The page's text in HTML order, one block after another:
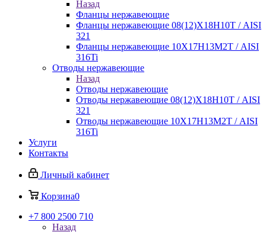
Назад
Фланцы нержавеющие
Фланцы нержавеющие 08(12)Х18Н10Т / AISI
321
Фланцы нержавеющие 10Х17Н13М2Т / AISI
316Ti
Отводы нержавеющие
Назад
Отводы нержавеющие
Отводы нержавеющие 08(12)Х18Н10Т / AISI
321
Отводы нержавеющие 10Х17Н13М2Т / AISI
316Ti
Услуги
Контакты
Личный кабинет
Корзина0
+7 800 2500 710
Назад